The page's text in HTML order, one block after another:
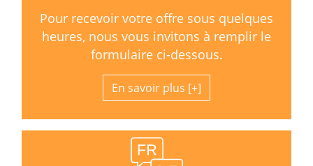
Pour recevoir votre offre sous quelques
heures, nous vous invitons à remplir le
formulaire ci-dessous.
En savoir plus